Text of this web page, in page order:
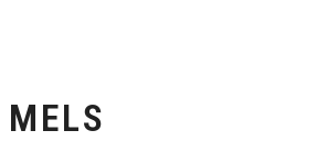
MELS